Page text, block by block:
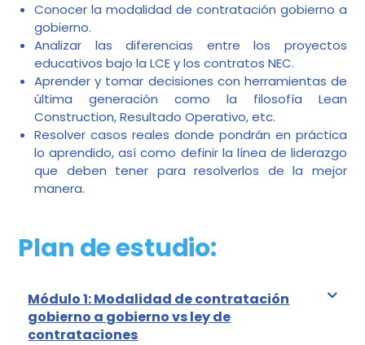
Conocer la modalidad de contratación gobierno a
gobierno.
Analizar las diferencias entre los proyectos
educativos bajo la LCE y los contratos NEC.
Aprender y tomar decisiones con herramientas de
última generación como la filosofía Lean
Construction, Resultado Operativo, etc.
Resolver casos reales donde pondrán en práctica
lo aprendido, así como definir la línea de liderazgo
que deben tener para resolverlos de la mejor
manera.
Plan de estudio:
Módulo 1: Modalidad de contratación
gobierno a gobierno vs ley de
contrataciones